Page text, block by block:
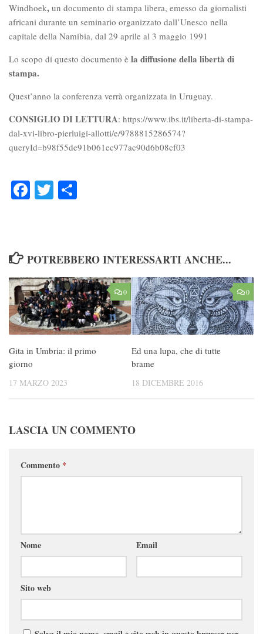
Windhoek, un documento di stampa libera, emesso da giornalisti
africani durante un seminario organizzato dall’Unesco nella
capitale della Namibia, dal 29 aprile al 3 maggio 1991
Lo scopo di questo documento è la diffusione della libertà di
stampa.
Quest’anno la conferenza verrà organizzata in Uruguay.
CONSIGLIO DI LETTURA: https://www.ibs.it/liberta-di-stampa-
dal-xvi-libro-pierluigi-allotti/e/9788815286574?
queryId=b98f55de91b061ec977ac90d6b08cf03
FacebookTwitter
POTREBBERO INTERESSARTI ANCHE...
0
Gita in Umbria: il primo
giorno
17 MARZO 2023
0
Ed una lupa, che di tutte
brame
18 DICEMBRE 2016
LASCIA UN COMMENTO
Commento *
Nome Email
Sito web